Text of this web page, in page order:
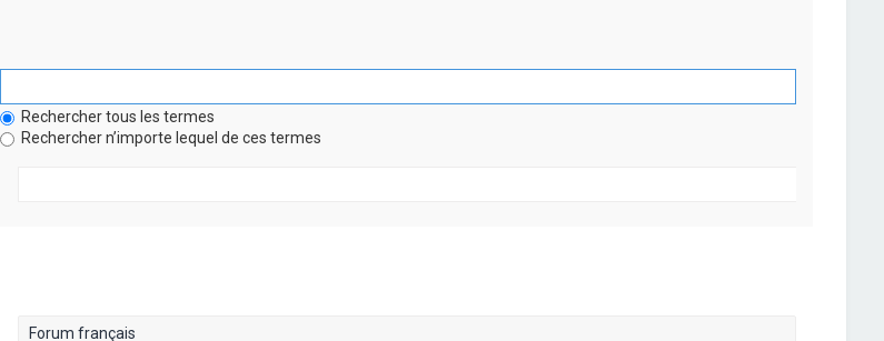
Rechercher tous les termes
Rechercher n’importe lequel de ces termes